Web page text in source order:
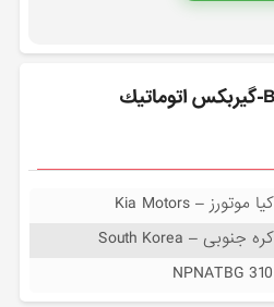
مشخصات مادهBG310-گيربكس اتوماتيك
کیا موتورز – Kia Motors
کره جنوبی – South Korea
NPNATBG 310